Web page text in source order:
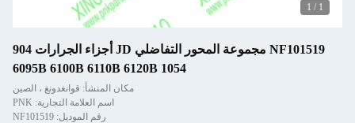
1
/
1
NF101519 مجموعة المحور التفاضلي JD أجزاء الجرارات 904
1054 6095B 6100B 6110B 6120B
مكان المنشأ: قوانغدونغ ، الصين
اسم العلامة التجارية: PNK
رقم الموديل: NF101519